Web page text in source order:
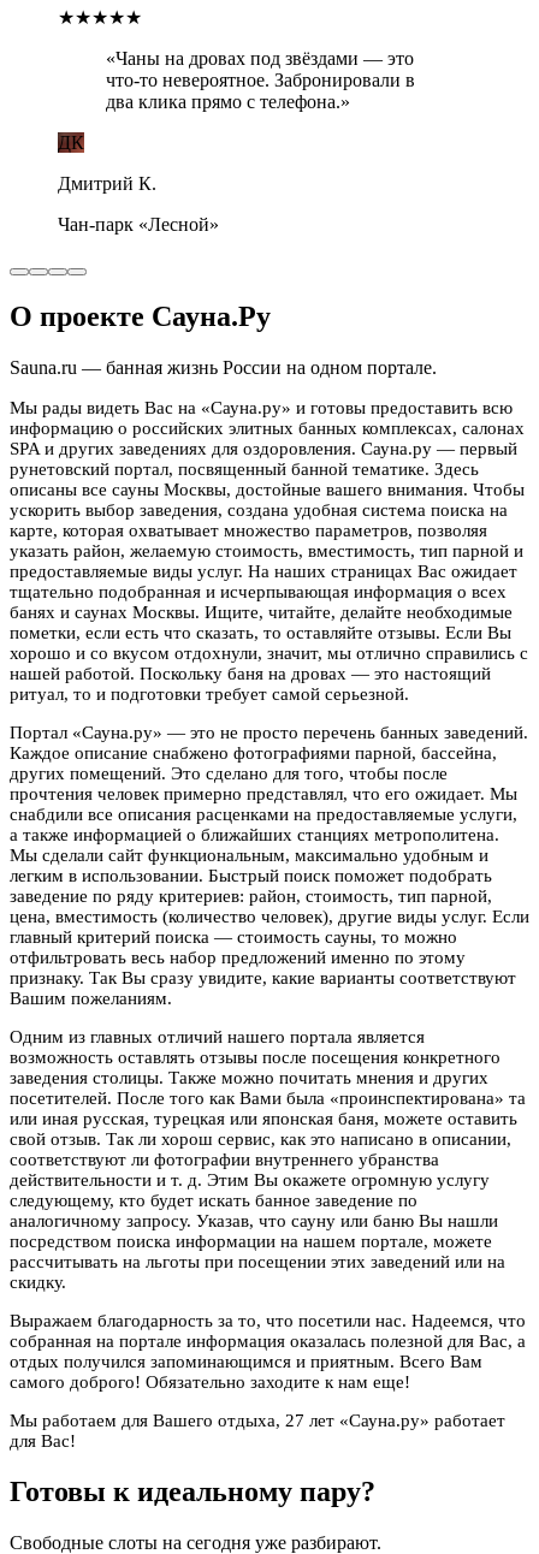
★★★★★
«Чаны на дровах под звёздами — это
что-то невероятное. Забронировали в
два клика прямо с телефона.»
ДК
Дмитрий К.
Чан-парк «Лесной»
О проекте Сауна.Ру
Sauna.ru — банная жизнь России на одном портале.
Мы рады видеть Вас на «Сауна.ру» и готовы предоставить всю
информацию о российских элитных банных комплексах, салонах
SPA и других заведениях для оздоровления. Сауна.ру — первый
рунетовский портал, посвященный банной тематике. Здесь
описаны все сауны Москвы, достойные вашего внимания. Чтобы
ускорить выбор заведения, создана удобная система поиска на
карте, которая охватывает множество параметров, позволяя
указать район, желаемую стоимость, вместимость, тип парной и
предоставляемые виды услуг. На наших страницах Вас ожидает
тщательно подобранная и исчерпывающая информация о всех
банях и саунах Москвы. Ищите, читайте, делайте необходимые
пометки, если есть что сказать, то оставляйте отзывы. Если Вы
хорошо и со вкусом отдохнули, значит, мы отлично справились с
нашей работой. Поскольку баня на дровах — это настоящий
ритуал, то и подготовки требует самой серьезной.
Портал «Сауна.ру» — это не просто перечень банных заведений.
Каждое описание снабжено фотографиями парной, бассейна,
других помещений. Это сделано для того, чтобы после
прочтения человек примерно представлял, что его ожидает. Мы
снабдили все описания расценками на предоставляемые услуги,
а также информацией о ближайших станциях метрополитена.
Мы сделали сайт функциональным, максимально удобным и
легким в использовании. Быстрый поиск поможет подобрать
заведение по ряду критериев: район, стоимость, тип парной,
цена, вместимость (количество человек), другие виды услуг. Если
главный критерий поиска — стоимость сауны, то можно
отфильтровать весь набор предложений именно по этому
признаку. Так Вы сразу увидите, какие варианты соответствуют
Вашим пожеланиям.
Одним из главных отличий нашего портала является
возможность оставлять отзывы после посещения конкретного
заведения столицы. Также можно почитать мнения и других
посетителей. После того как Вами была «проинспектирована» та
или иная русская, турецкая или японская баня, можете оставить
свой отзыв. Так ли хорош сервис, как это написано в описании,
соответствуют ли фотографии внутреннего убранства
действительности и т. д. Этим Вы окажете огромную услугу
следующему, кто будет искать банное заведение по
аналогичному запросу. Указав, что сауну или баню Вы нашли
посредством поиска информации на нашем портале, можете
рассчитывать на льготы при посещении этих заведений или на
скидку.
Выражаем благодарность за то, что посетили нас. Надеемся, что
собранная на портале информация оказалась полезной для Вас, а
отдых получился запоминающимся и приятным. Всего Вам
самого доброго! Обязательно заходите к нам еще!
Мы работаем для Вашего отдыха, 27 лет «Сауна.ру» работает
для Вас!
Готовы к идеальному пару?
Свободные слоты на сегодня уже разбирают.